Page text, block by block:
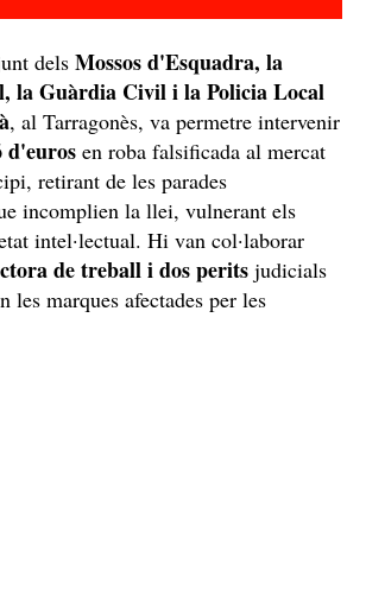
dels Mossos d'Esquadra, la
la Guàrdia Civil i la Policia Local
, al Tarragonès, va permetre intervenir
en roba falsificada al mercat
retirant de les parades
incomplien la llei, vulnerant els
intel·lectual. Hi van col·laborar
de treball i dos perits judicials
les marques afectades per les